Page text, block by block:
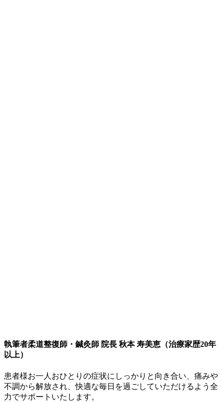
執筆者柔道整復師・鍼灸師 院長 秋本 寿美恵（治療家歴20年
以上）
患者様お一人おひとりの症状にしっかりと向き合い、痛みや
不調から解放され、快適な毎日を過ごしていただけるよう全
力でサポートいたします。